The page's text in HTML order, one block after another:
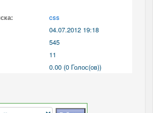
css
04.07.2012 19:18
545
11
0.00 (0 Голос(ов))